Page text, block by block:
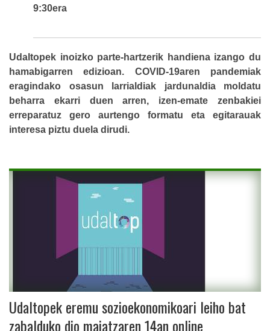
9:30era
Udaltopek inoizko parte-hartzerik handiena izango du
hamabigarren edizioan. COVID-19aren pandemiak
eragindako osasun larrialdiak jardunaldia moldatu
beharra ekarri duen arren, izen-emate zenbakiei
erreparatuz gero aurtengo formatu eta egitarauak
interesa piztu duela dirudi.
Udaltopek eremu sozioekonomikoari leiho bat
zabalduko dio maiatzaren 14an online